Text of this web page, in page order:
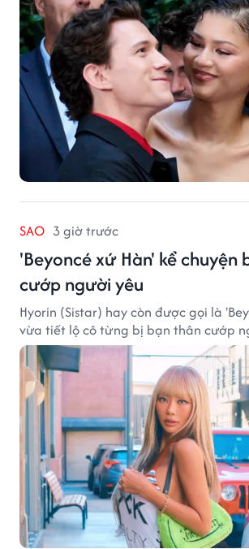
SAO 3 giờ trước
'Beyoncé xứ Hàn' kể chuyện
cướp người yêu
Hyorin (Sistar) hay còn được gọi là
vừa tiết lộ cô từng bị bạn thân cướp